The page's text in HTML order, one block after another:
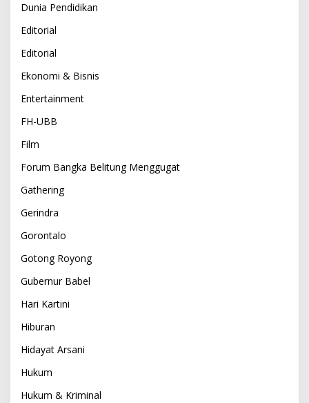
Dunia Pendidikan
Editorial
Editorial
Ekonomi & Bisnis
Entertainment
FH-UBB
Film
Forum Bangka Belitung Menggugat
Gathering
Gerindra
Gorontalo
Gotong Royong
Gubernur Babel
Hari Kartini
Hiburan
Hidayat Arsani
Hukum
Hukum & Kriminal